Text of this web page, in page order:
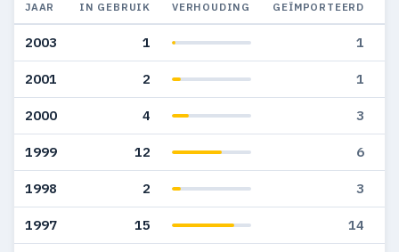
JAAR IN GEBRUIK VERHOUDING GEÏMPORTEERD
2003 1 1
2001 2 1
2000 4 3
1999 12 6
1998 2 3
1997 15 14